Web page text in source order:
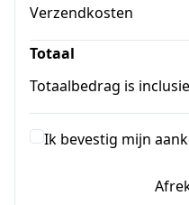
Verzendkosten
Totaal
Totaalbedrag is
Ik bevestig mijn